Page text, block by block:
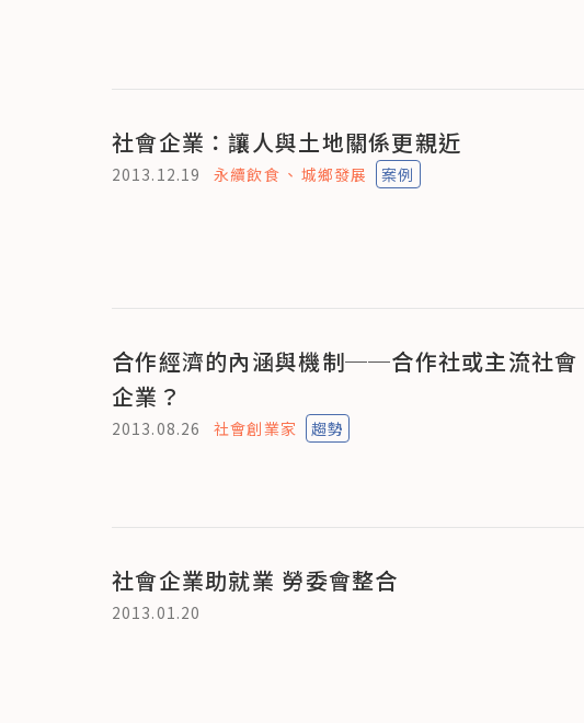
社會企業：讓人與土地關係更親近
2013.12.19 永續飲食 城鄉發展 案例
合作經濟的內涵與機制──合作社或主流社會
企業？
2013.08.26 社會創業家 趨勢
社會企業助就業 勞委會整合
2013.01.20